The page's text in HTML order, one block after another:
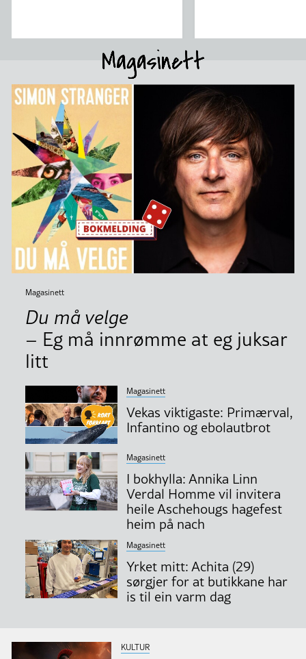
Magasinett
Du må velge
– Eg må innrømme at eg juksar
litt
Magasinett
Vekas viktigaste: Primærval,
Infantino og ebolautbrot
Magasinett
I bokhylla: Annika Linn
Verdal Homme vil invitera
heile Aschehougs hagefest
heim på nach
Magasinett
Yrket mitt: Achita (29)
sørgjer for at butikkane har
is til ein varm dag
KULTUR